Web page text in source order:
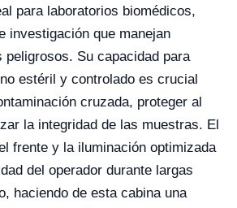
para laboratorios biomédicos,
investigación que manejan
peligrosos. Su capacidad para
estéril y controlado es crucial
cruzada, proteger al
la integridad de las muestras. El
frente y la iluminación optimizada
del operador durante largas
haciendo de esta cabina una